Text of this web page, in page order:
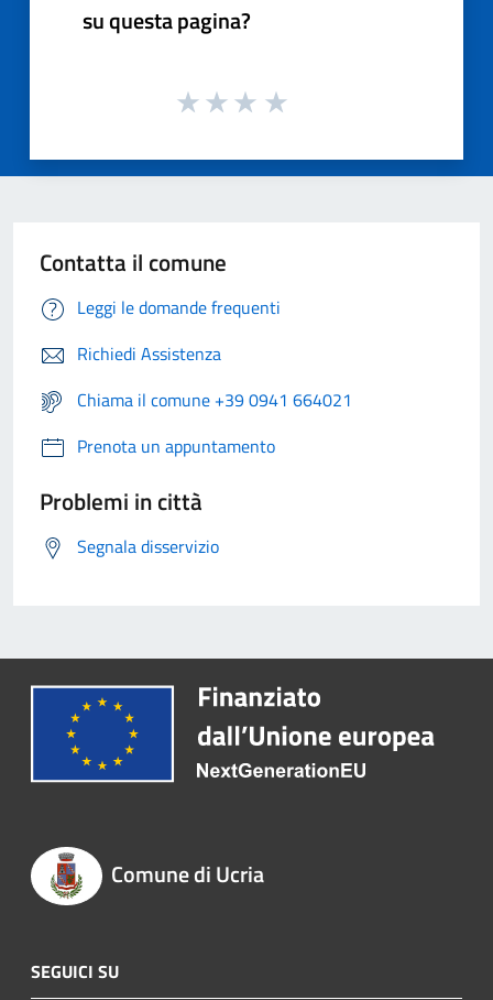
su questa pagina?
Contatta il comune
Leggi le domande frequenti
Richiedi Assistenza
Chiama il comune +39 0941 664021
Prenota un appuntamento
Problemi in città
Segnala disservizio
Comune di Ucria
SEGUICI SU